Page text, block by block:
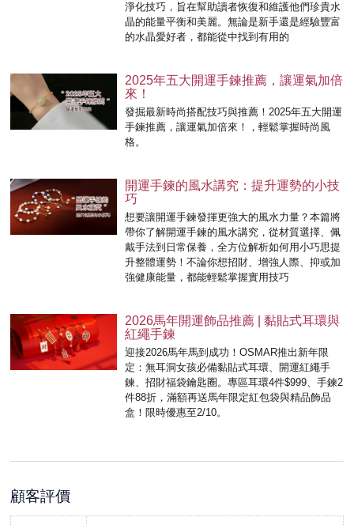
淨化技巧，旨在幫助讀者恢復和維護他們珍貴水
晶的能量平衡和美麗。無論是新手還是經驗豐富
的水晶愛好者，都能從中找到有用的
2025年五大開運手鍊推薦，讓運氣加倍
來！
發掘最新時尚搭配技巧與推薦！2025年五大開運
手鍊推薦，讓運氣加倍來！，輕鬆掌握時尚風
格。
開運手鍊的風水講究：提升運勢的小技
巧
想要讓開運手鍊發揮更強大的風水力量？本篇將
帶你了解開運手鍊的風水講究，從材質選擇、佩
戴手法到日常保養，全方位解析如何用小巧思提
升整體運勢！不論你想招財、增強人際、抑或加
強健康能量，都能輕鬆掌握實用技巧
2026馬年開運飾品推薦 | 黏貼式耳環與
紅繩手鍊
迎接2026馬年馬到成功！OSMAR推出新年限
定：無耳洞女孩必備黏貼式耳環、開運紅繩手
鍊、招財福袋鑰匙圈。專區耳環4件$999、手鍊2
件88折，滿額再送馬年限定紅包袋與精品飾品
盒！限時優惠至2/10。
顧客評價